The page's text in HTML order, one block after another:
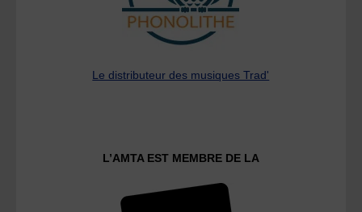
Le distributeur des musiques Trad'
L’AMTA EST MEMBRE DE LA